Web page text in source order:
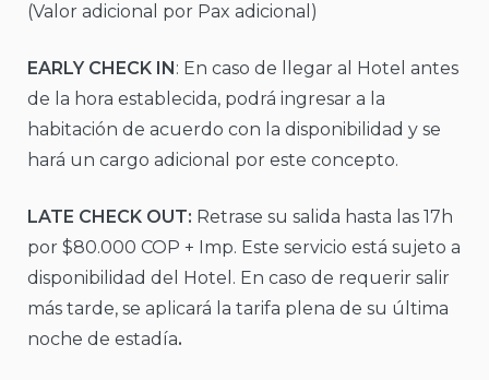
(Valor adicional por Pax adicional)
EARLY CHECK IN: En caso de llegar al Hotel antes
de la hora establecida, podrá ingresar a la
habitación de acuerdo con la disponibilidad y se
hará un cargo adicional por este concepto.
LATE CHECK OUT: Retrase su salida hasta las 17h
por $80.000 COP + Imp. Este servicio está sujeto a
disponibilidad del Hotel. En caso de requerir salir
más tarde, se aplicará la tarifa plena de su última
noche de estadía.